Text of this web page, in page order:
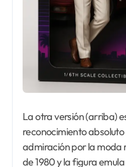
La otra versión (arriba)
reconocimiento
admiración por la moda
de 1980 y la figura